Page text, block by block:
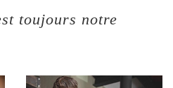
toujours notre